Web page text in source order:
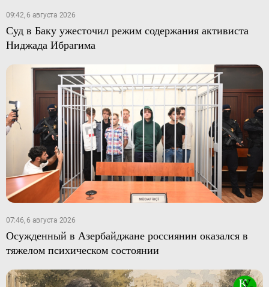
09:42, 6 августа 2026
Суд в Баку ужесточил режим содержания активиста
Ниджада Ибрагима
07:46, 6 августа 2026
Осужденный в Азербайджане россиянин оказался в
тяжелом психическом состоянии